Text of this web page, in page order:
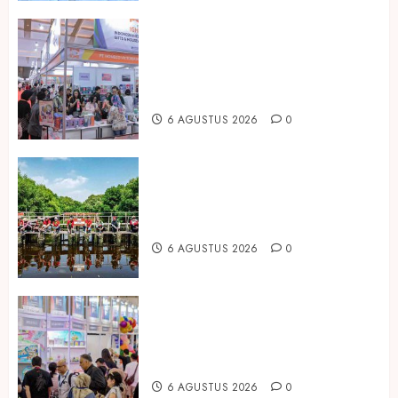
6 AGUSTUS 2026 0
6 AGUSTUS 2026 0
6 AGUSTUS 2026 0